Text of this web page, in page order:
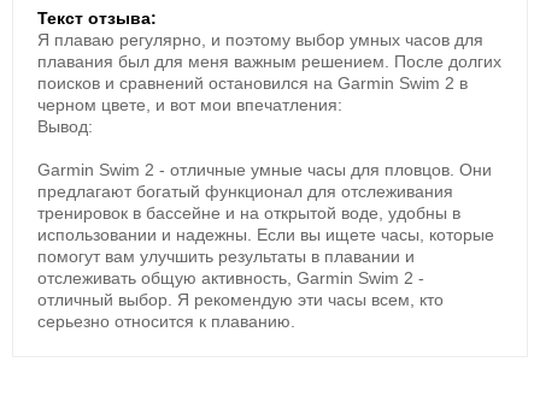
SWOLF, интервалы, упражнения и другие
показатели.
Critical Swim Speed
Оценка критической скорости помогает
приблизительно определить анаэробный порог и
Текст отзыва:
Я плаваю регулярно, и поэтому выбор умных часов для
плавания был для меня важным решением. После долгих
поисков и сравнений остановился на Garmin Swim 2 в
черном цвете, и вот мои впечатления:
Вывод:
Garmin Swim 2 - отличные умные часы для пловцов. Они
предлагают богатый функционал для отслеживания
тренировок в бассейне и на открытой воде, удобны в
использовании и надежны. Если вы ищете часы, которые
помогут вам улучшить результаты в плавании и
отслеживать общую активность, Garmin Swim 2 -
отличный выбор. Я рекомендую эти часы всем, кто
серьезно относится к плаванию.